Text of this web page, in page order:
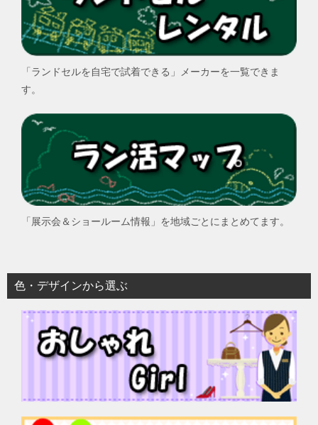
「ランドセルを自宅で試着できる」メーカーを一覧できま
す。
「展示会＆ショールーム情報」を地域ごとにまとめてます。
色・デザインから選ぶ